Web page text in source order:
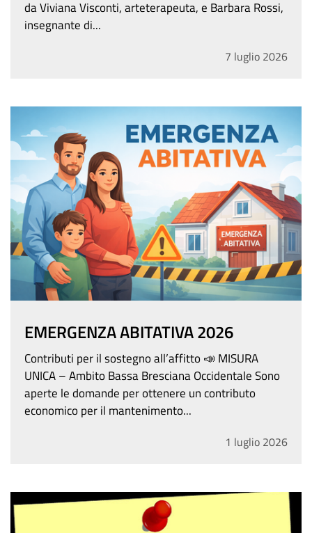
da Viviana Visconti, arteterapeuta, e Barbara Rossi,
insegnante di...
7 luglio 2026
EMERGENZA ABITATIVA 2026
Contributi per il sostegno all’affitto 📣 MISURA
UNICA – Ambito Bassa Bresciana Occidentale Sono
aperte le domande per ottenere un contributo
economico per il mantenimento...
1 luglio 2026